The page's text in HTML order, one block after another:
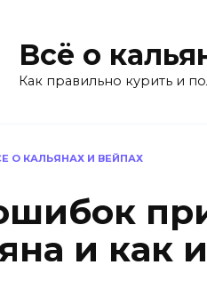
Всё о
Как правильно курить и
О КАЛЬЯНАХ И ВЕЙПАХ
и как